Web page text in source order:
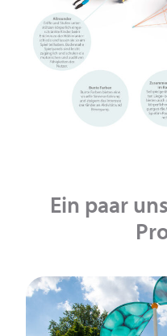
Ein paar